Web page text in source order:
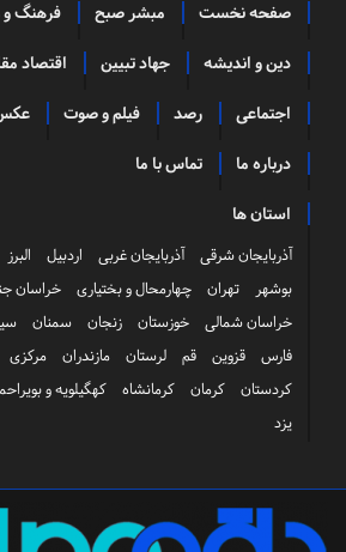
صفحه نخست مبشر صبح فرهنگ و
دین و اندیشه جهاد تبیین اقتصاد
اجتماعی رصد فیلم و صوت
درباره ما تماس با ما
استان ها
آذربایجان شرقی آذربایجان غربی اردبیل البرز
بوشهر
تهران چهارمحال و بختیاری خراسان
خراسان شمالی
خوزستان زنجان سمنان
فارس
قزوین قم لرستان مازندران مرکزی
کردستان
کرمان کرمانشاه کهگیلویه و
یزد